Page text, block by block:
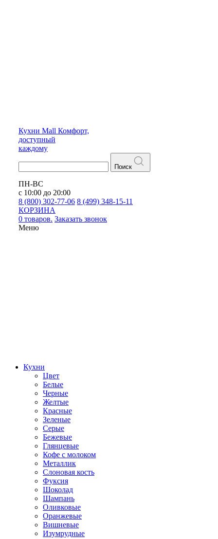
Кухни Mall Комфорт,
доступный
каждому
Поиск
ПН-ВС
с 10:00 до 20:00
8 (800) 302-77-06 8 (499) 348-15-11
КОРЗИНА
0 товаров. Заказать звонок
Меню
Кухни
Цвет
Белые
Черные
Желтые
Красные
Зеленые
Серые
Бежевые
Глянцевые
Кофе с молоком
Металлик
Слоновая кость
Фуксия
Шоколад
Шампань
Оливковые
Оранжевые
Вишневые
Изумрудные